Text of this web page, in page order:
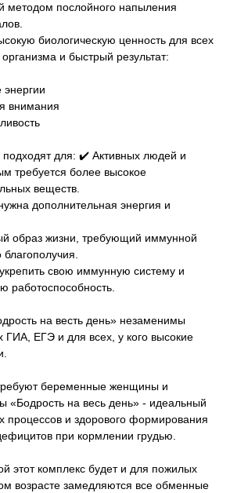
методом послойного напыления
биологическую ценность для всех
и быстрый результат:
энергии
внимания
для: ✔️ Активных людей и
требуется более высокое
веществ.
дополнительная энергия и
образ жизни, требующий иммунной
свою иммунную систему и
работоспособность.
на весть день» незаменимы
ГИА, ЕГЭ и для всех, у кого высокие
беременные женщины и
«Бодрость на весь день» - идеальный
процессов и здорового формирования
при кормлении грудью.
этот комплекс будет и для пожилых
возрасте замедляются все обменные